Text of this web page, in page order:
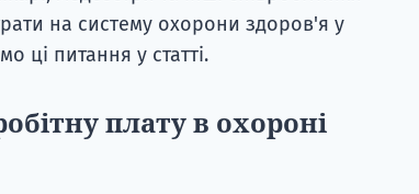
на систему охорони здоров'я у
ці питання у статті.
плату в охороні